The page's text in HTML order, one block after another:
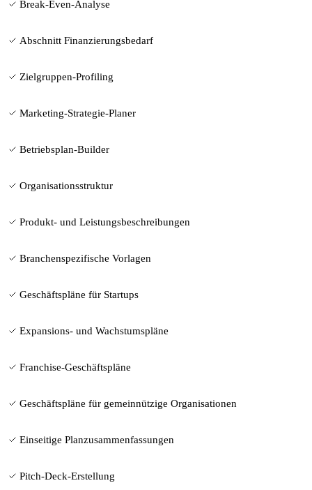
Break-Even-Analyse
Abschnitt Finanzierungsbedarf
Zielgruppen-Profiling
Marketing-Strategie-Planer
Betriebsplan-Builder
Organisationsstruktur
Produkt- und Leistungsbeschreibungen
Branchenspezifische Vorlagen
Geschäftspläne für Startups
Expansions- und Wachstumspläne
Franchise-Geschäftspläne
Geschäftspläne für gemeinnützige Organisationen
Einseitige Planzusammenfassungen
Pitch-Deck-Erstellung